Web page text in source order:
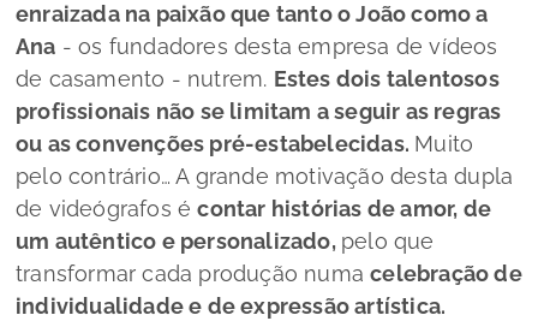
enraizada na paixão que tanto o João como a
Ana - os fundadores desta empresa de vídeos
de casamento - nutrem. Estes dois talentosos
profissionais não se limitam a seguir as regras
ou as convenções pré-estabelecidas. Muito
pelo contrário… A grande motivação desta dupla
de videógrafos écontar histórias de amor, de
um autêntico e personalizado, pelo que
transformar cada produção numacelebração de
individualidade e de expressão artística.